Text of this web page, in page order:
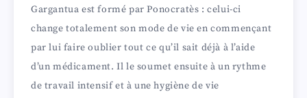
Gargantua est formé par Ponocratès : celui-ci
change totalement son mode de vie en commençant
par lui faire oublier tout ce qu’il sait déjà à l’aide
d’un médicament. Il le soumet ensuite à un rythme
de travail intensif et à une hygiène de vie